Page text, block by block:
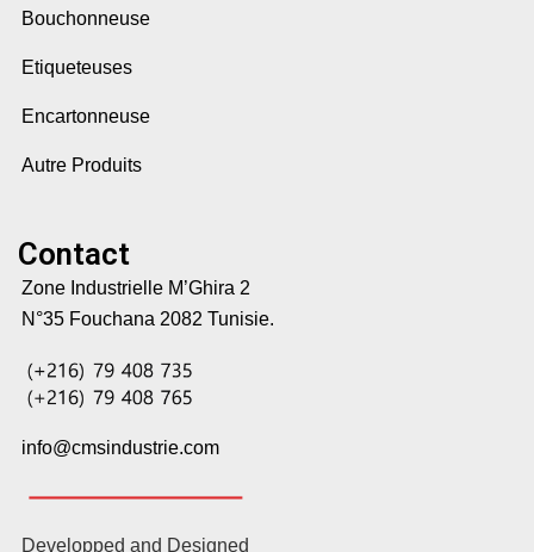
Bouchonneuse
Etiqueteuses
Encartonneuse
Autre Produits
Contact
Zone Industrielle M’Ghira 2
N°35 Fouchana 2082 Tunisie.
info@cmsindustrie.com
Developped and Designed